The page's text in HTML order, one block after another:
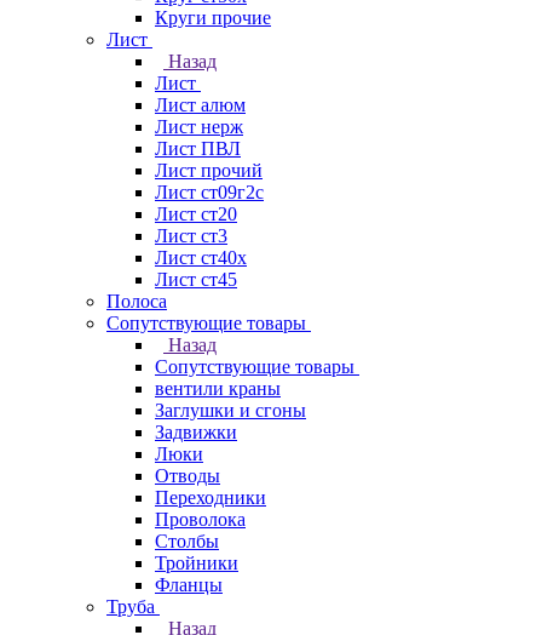
Круги прочие
Лист
Назад
Лист
Лист алюм
Лист нерж
Лист ПВЛ
Лист прочий
Лист ст09г2с
Лист ст20
Лист ст3
Лист ст40х
Лист ст45
Полоса
Сопутствующие товары
Назад
Сопутствующие товары
вентили краны
Заглушки и сгоны
Задвижки
Люки
Отводы
Переходники
Проволока
Столбы
Тройники
Фланцы
Труба
Назад